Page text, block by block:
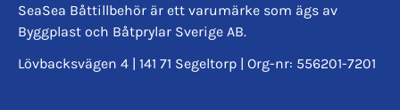
SeaSea Båttillbehör är ett varumärke som ägs av
Byggplast och Båtprylar Sverige AB.
Lövbacksvägen 4 | 141 71 Segeltorp | Org-nr: 556201-7201